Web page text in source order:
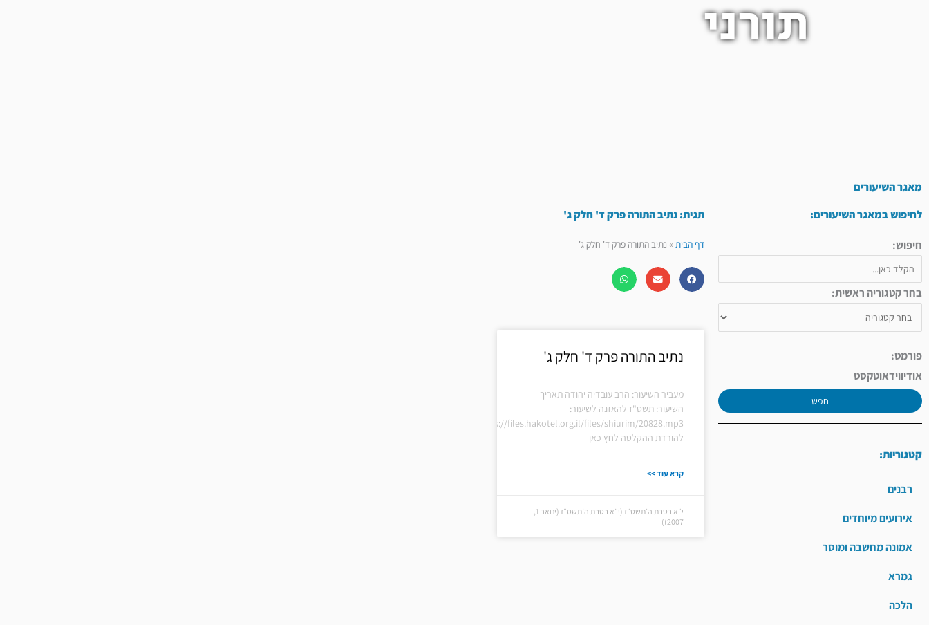
תורני
מאגר השיעורים
לחיפוש במאגר השיעורים:
חיפוש:
בחר קטגוריה ראשית:
פורמט:
אודיווידאוטקסט
חפש
קטגוריות:
רבנים
אירועים מיוחדים
אמונה מחשבה ומוסר
גמרא
הלכה
תגית: נתיב התורה פרק ד' חלק ג'
דף הבית» נתיב התורה פרק ד' חלק ג'
נתיב התורה פרק ד' חלק ג'
מעביר השיעור: הרב עובדיה יהודה תאריך
השיעור: תשס"ז להאזנה לשיעור:
https://files.hakotel.org.il/files/shiurim/20828.mp3
להורדת ההקלטה לחץ כאן
קרא עוד >>
י״א בטבת ה׳תשס״ז (י״א בטבת ה׳תשס״ז (ינואר 1,
2007))